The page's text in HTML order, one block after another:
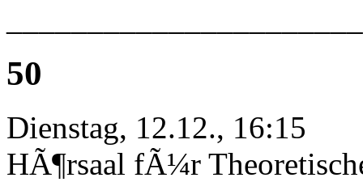
50
Dienstag, 12.12., 16:15
HÃ¶rsaal fÃ¼r